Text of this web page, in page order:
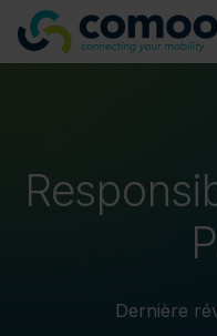
Se rendre au contenu
Dernière